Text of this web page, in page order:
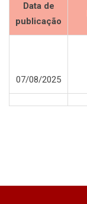
Data de
publicação
07/08/2025